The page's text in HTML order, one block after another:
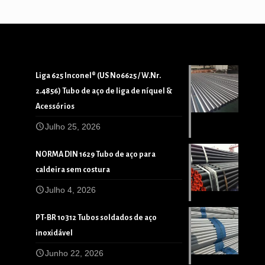
Liga 625 Inconel® (US N06625 / W.Nr.
2.4856) Tubo de aço de liga de níquel &
Acessórios
Julho 25, 2026
NORMA DIN 1629 Tubo de aço para
caldeira sem costura
Julho 4, 2026
PT-BR 10312 Tubos soldados de aço
inoxidável
Junho 22, 2026